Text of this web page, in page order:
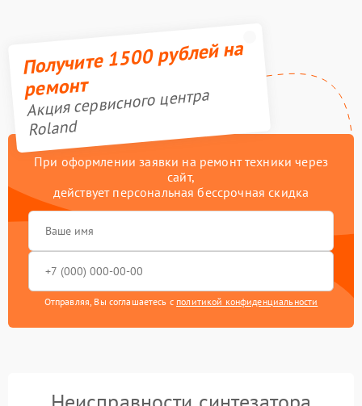
Получите 1500 рублей на
ремонт
Акция сервисного центра
Roland
При оформлении заявки на ремонт техники через
сайт,
действует персональная бессрочная скидка
Отправляя, Вы соглашаетесь с политикой конфиденциальности